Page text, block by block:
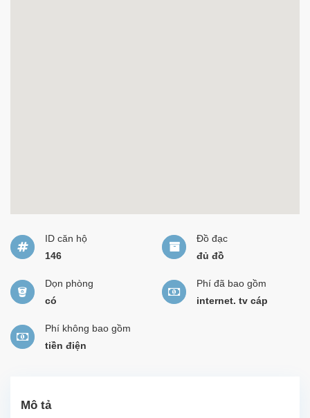
ID căn hộ
146
Đồ đạc
đủ đồ
Dọn phòng
có
Phí đã bao gồm
internet. tv cáp
Phí không bao gồm
tiền điện
Mô tả